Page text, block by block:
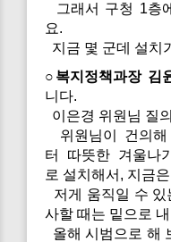
그래서 구청 1층
요.
지금 몇 군데 설치
○복지정책과장 김
니다.
이은경 위원님 질
위원님이 건의해
터 따뜻한 겨울나
로 설치해서, 지금
저게 움직일 수 있
사할 때는 밑으로
올해 시범으로 해